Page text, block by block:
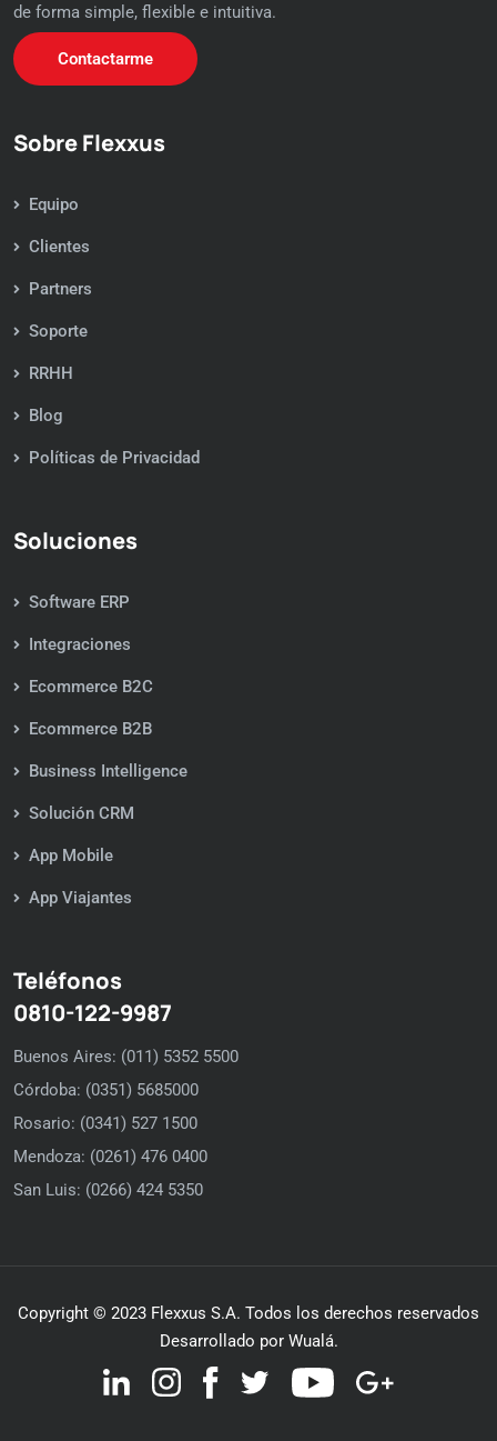
de forma simple, flexible e intuitiva.
Contactarme
Sobre Flexxus
Equipo
Clientes
Partners
Soporte
RRHH
Blog
Políticas de Privacidad
Soluciones
Software ERP
Integraciones
Ecommerce B2C
Ecommerce B2B
Business Intelligence
Solución CRM
App Mobile
App Viajantes
Teléfonos
0810-122-9987
Buenos Aires: (011) 5352 5500
Córdoba: (0351) 5685000
Rosario: (0341) 527 1500
Mendoza: (0261) 476 0400
San Luis: (0266) 424 5350
Copyright © 2023 Flexxus S.A. Todos los derechos reservados
Desarrollado por Wualá.